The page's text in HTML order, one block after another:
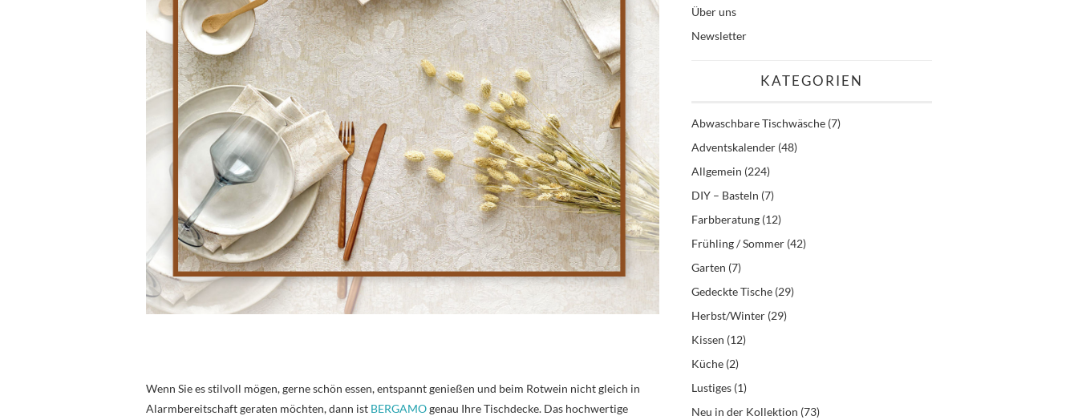
Wenn Sie es stilvoll mögen, gerne schön essen, entspannt genießen und beim Rotwein nicht gleich in
Alarmbereitschaft geraten möchten, dann ist BERGAMOgenau Ihre Tischdecke. Das hochwertige
Über uns
Newsletter
KATEGORIEN
Abwaschbare Tischwäsche (7)
Adventskalender (48)
Allgemein (224)
DIY – Basteln (7)
Farbberatung (12)
Frühling / Sommer (42)
Garten (7)
Gedeckte Tische (29)
Herbst/Winter (29)
Kissen (12)
Küche (2)
Lustiges (1)
Neu in der Kollektion (73)